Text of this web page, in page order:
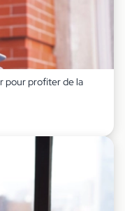
pour profiter de la